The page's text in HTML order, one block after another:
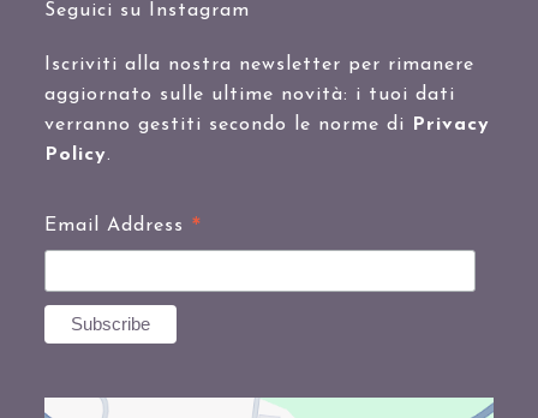
Seguici su Instagram
Iscriviti alla nostra newsletter per rimanere
aggiornato sulle ultime novità: i tuoi dati
verranno gestiti secondo le norme di
Privacy
Policy.
Email Address *